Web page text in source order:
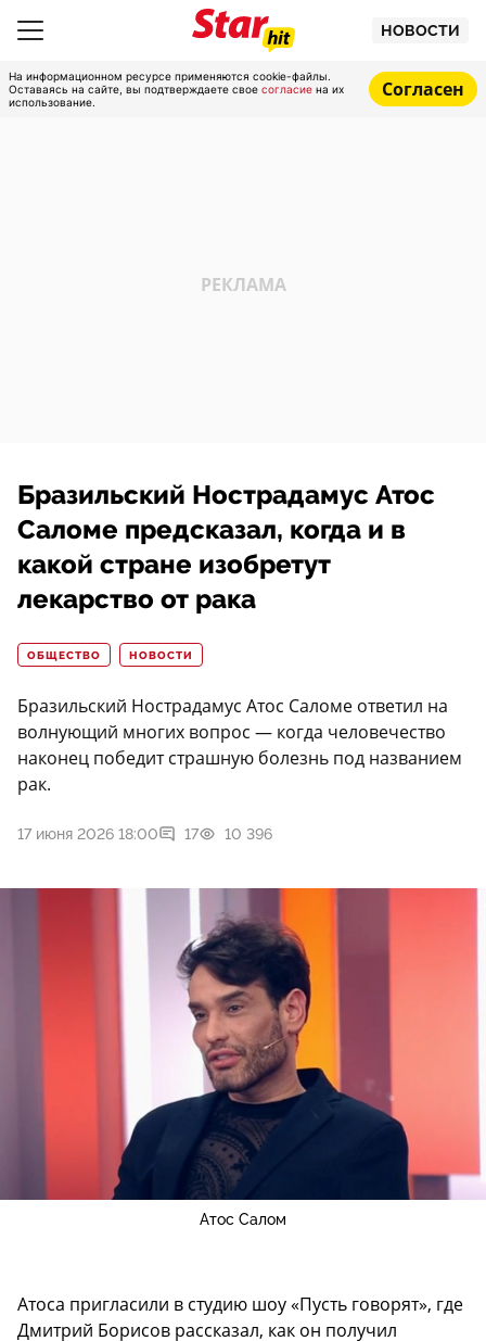
НОВОСТИ
На информационном ресурсе применяются cookie-файлы.
Оставаясь на сайте, вы подтверждаете свое согласие на их
использование.
Согласен
Бразильский Нострадамус Атос
Саломе предсказал, когда и в
какой стране изобретут
лекарство от рака
ОБЩЕСТВО НОВОСТИ
Бразильский Нострадамус Атос Саломе ответил на
волнующий многих вопрос — когда человечество
наконец победит страшную болезнь под названием
рак.
17 июня 2026 18:00 17 10 396
Атос Салом
Атоса пригласили в студию шоу «Пусть говорят», где
Дмитрий Борисов рассказал, как он получил